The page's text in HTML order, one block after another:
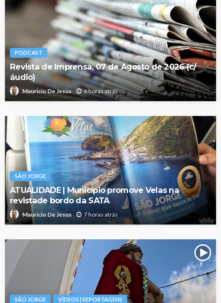
PODCAST
Revista de Imprensa, 07 de Agosto de 2026 (c/
áudio)
Mauricio De Jesus 6 horas atrás
SÃO JORGE
ATUALIDADE | Município promove Velas na
revistade bordo da SATA
Mauricio De Jesus 7 horas atrás
SÃO JORGE VÍDEOS | REPORTAGENS